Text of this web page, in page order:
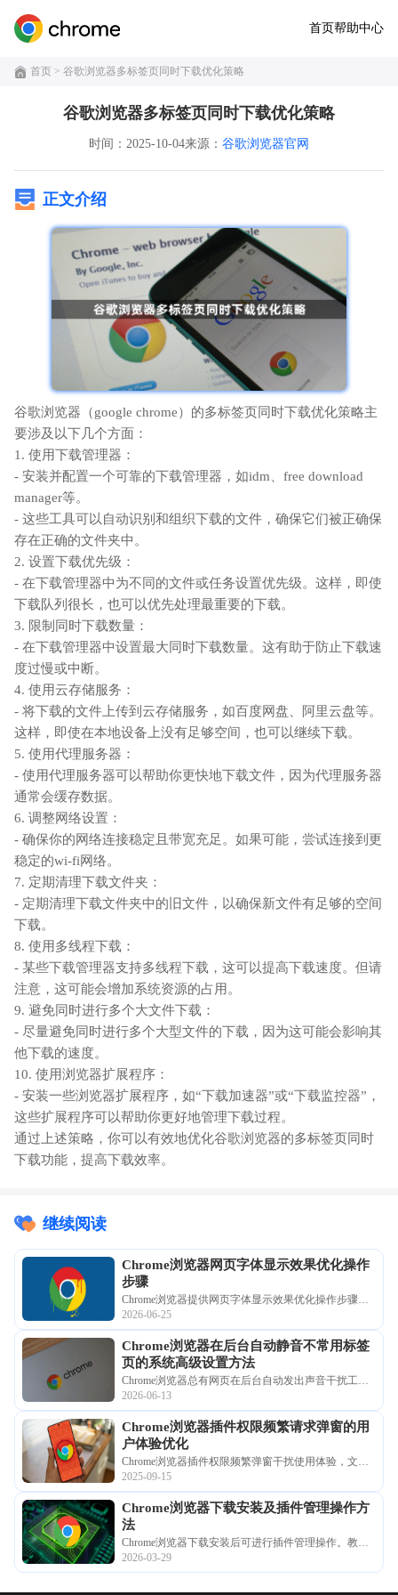
首页帮助中心
首页 > 谷歌浏览器多标签页同时下载优化策略
谷歌浏览器多标签页同时下载优化策略
时间：2025-10-04来源： 谷歌浏览器官网
正文介绍
谷歌浏览器（google chrome）的多标签页同时下载优化策略主
要涉及以下几个方面：
1. 使用下载管理器：
- 安装并配置一个可靠的下载管理器，如idm、free download
manager等。
- 这些工具可以自动识别和组织下载的文件，确保它们被正确保
存在正确的文件夹中。
2. 设置下载优先级：
- 在下载管理器中为不同的文件或任务设置优先级。这样，即使
下载队列很长，也可以优先处理最重要的下载。
3. 限制同时下载数量：
- 在下载管理器中设置最大同时下载数量。这有助于防止下载速
度过慢或中断。
4. 使用云存储服务：
- 将下载的文件上传到云存储服务，如百度网盘、阿里云盘等。
这样，即使在本地设备上没有足够空间，也可以继续下载。
5. 使用代理服务器：
- 使用代理服务器可以帮助你更快地下载文件，因为代理服务器
通常会缓存数据。
6. 调整网络设置：
- 确保你的网络连接稳定且带宽充足。如果可能，尝试连接到更
稳定的wi-fi网络。
7. 定期清理下载文件夹：
- 定期清理下载文件夹中的旧文件，以确保新文件有足够的空间
下载。
8. 使用多线程下载：
- 某些下载管理器支持多线程下载，这可以提高下载速度。但请
注意，这可能会增加系统资源的占用。
9. 避免同时进行多个大文件下载：
- 尽量避免同时进行多个大型文件的下载，因为这可能会影响其
他下载的速度。
10. 使用浏览器扩展程序：
- 安装一些浏览器扩展程序，如“下载加速器”或“下载监控器”，
这些扩展程序可以帮助你更好地管理下载过程。
通过上述策略，你可以有效地优化谷歌浏览器的多标签页同时
下载功能，提高下载效率。
继续阅读
Chrome浏览器网页字体显示效果优化操作
步骤
Chrome浏览器提供网页字体显示效果优化操作步骤，
让用户获得更舒适的阅读体验，改善网页视觉效果。
2026-06-25
Chrome浏览器在后台自动静音不常用标签
页的系统高级设置方法
Chrome浏览器总有网页在后台自动发出声音干扰工
作？本文教您挖掘高级设置中的智能静音策略，让浏
2026-06-13
Chrome浏览器插件权限频繁请求弹窗的用
户体验优化
Chrome浏览器插件权限频繁弹窗干扰使用体验，文章
提供优化方案，帮助减少弹窗次数，提升浏览顺畅
2025-09-15
Chrome浏览器下载安装及插件管理操作方
法
Chrome浏览器下载安装后可进行插件管理操作。教程
指导用户高效启用和配置扩展插件，提高操作效率。
2026-03-29